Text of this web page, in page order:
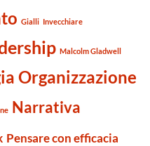
Gialli Invecchiare
Malcolm Gladwell
Organizzazione
Narrativa
Pensare con efficacia